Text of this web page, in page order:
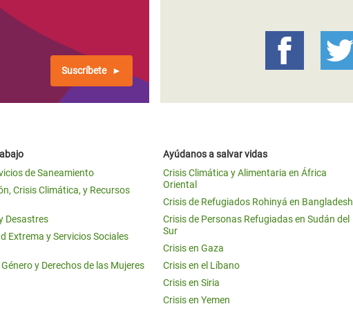
Climática y Alimentaria
Oriental
de Personas Refugiadas
del Sur
Siria
Yemen
Suscríbete
de Saneamiento
Crisis Climática, y Recursos
Desastres
Extrema y Servicios Sociales
y Derechos de las Mujeres
Ayúdanos a salvar vidas
Crisis Climática y Alimentaria en África
Oriental
Crisis de Refugiados Rohinyá en Bangladesh
Crisis de Personas Refugiadas en Sudán del
Sur
Crisis en Gaza
Crisis en el Líbano
Crisis en Siria
Crisis en Yemen